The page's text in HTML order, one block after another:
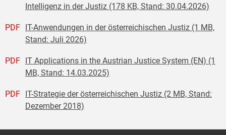
Intelligenz in der Justiz (178 KB, Stand: 30.04.2026)
PDF
IT-Anwendungen in der österreichischen Justiz (1 MB,
Stand: Juli 2026)
PDF
IT Applications in the Austrian Justice System (EN) (1
MB, Stand: 14.03.2025)
PDF
IT-Strategie der österreichischen Justiz (2 MB, Stand:
Dezember 2018)